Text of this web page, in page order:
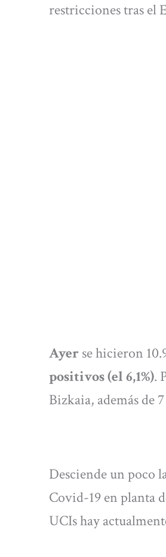
restricciones tras el
Ayer se hicieron
positivos (el 6,1%).
Bizkaia, además de
Desciende un poco
Covid-19 en planta
UCIs hay